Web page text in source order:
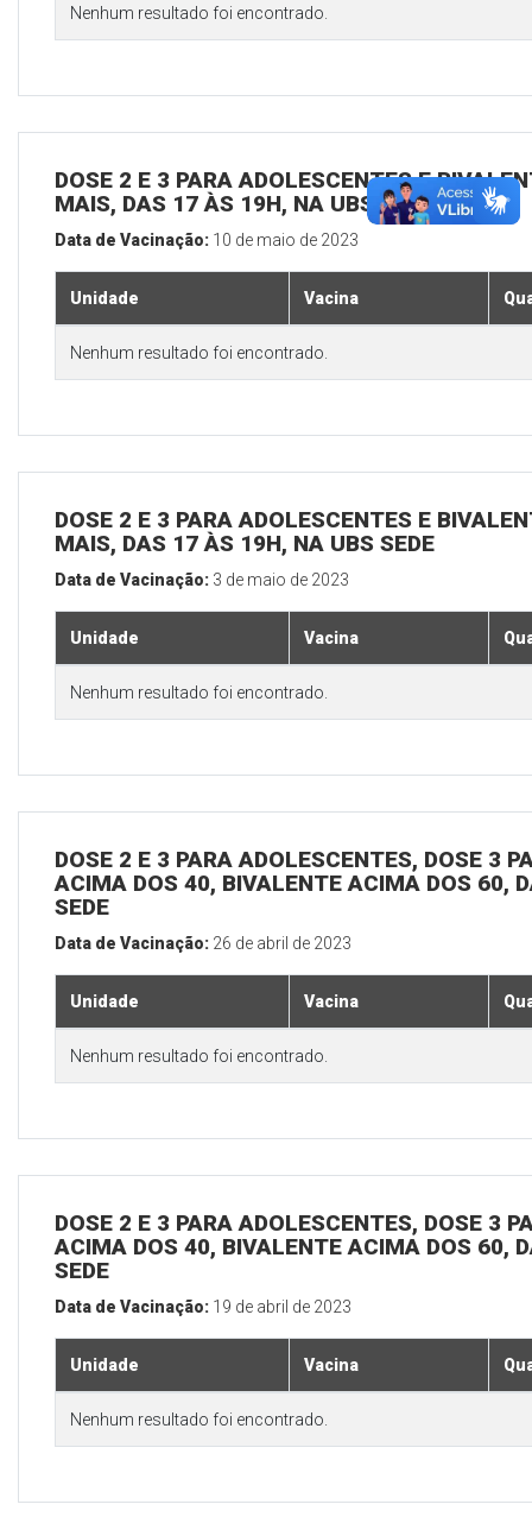
Nenhum resultado foi encontrado.
DOSE 2 E 3 PARA ADOLESCENTES E
MAIS, DAS 17 ÀS 19H, NA UBS SEDE
Data de Vacinação: 10 de maio de 2023
Unidade Vacina
Nenhum resultado foi encontrado.
DOSE 2 E 3 PARA ADOLESCENTES E
MAIS, DAS 17 ÀS 19H, NA UBS SEDE
Data de Vacinação: 3 de maio de 2023
Unidade Vacina
Nenhum resultado foi encontrado.
DOSE 2 E 3 PARA ADOLESCENTES, DOSE 3
ACIMA DOS 40, BIVALENTE ACIMA DOS 60,
SEDE
Data de Vacinação: 26 de abril de 2023
Unidade Vacina
Nenhum resultado foi encontrado.
DOSE 2 E 3 PARA ADOLESCENTES, DOSE 3
ACIMA DOS 40, BIVALENTE ACIMA DOS 60,
SEDE
Data de Vacinação: 19 de abril de 2023
Unidade Vacina
Nenhum resultado foi encontrado.